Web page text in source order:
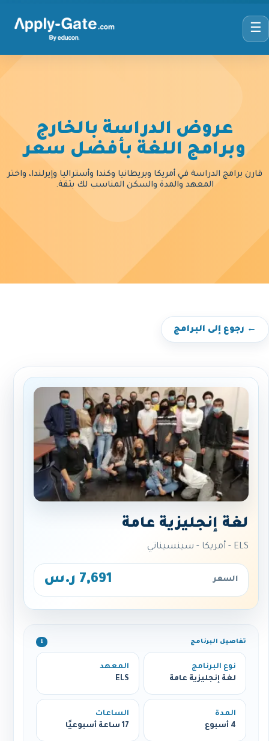
☰
عروض الدراسة بالخارج
وبرامج اللغة بأفضل سعر
قارن برامج الدراسة في أمريكا وبريطانيا وكندا وأستراليا وإيرلندا، واختر
المعهد والمدة والسكن المناسب لك بثقة.
← رجوع إلى البرامج
لغة إنجليزية عامة
ELS - أمريكا - سينسيناتي
السعر 7,691 ر.س
تفاصيل البرنامج ℹ️
نوع البرنامج
لغة إنجليزية عامة
المعهد
ELS
المدة
4 أسبوع
الساعات
17 ساعة أسبوعيًا